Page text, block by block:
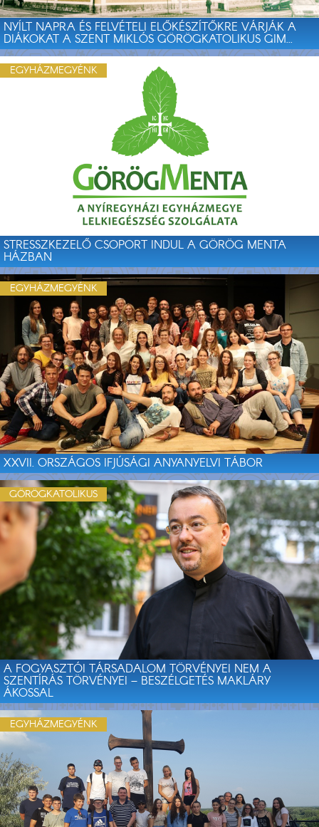
NYÍLT NAPRA ÉS FELVÉTELI ELŐKÉSZÍTŐKRE VÁRJÁK A
DIÁKOKAT A SZENT MIKLÓS GÖRÖGKATOLIKUS GIM...
STRESSZKEZELŐ CSOPORT INDUL A GÖRÖG MENTA
HÁZBAN
EGYHÁZMEGYÉNK
XXVII. ORSZÁGOS IFJÚSÁGI ANYANYELVI TÁBOR
EGYHÁZMEGYÉNK
A FOGYASZTÓI TÁRSADALOM TÖRVÉNYEI NEM A
SZENTÍRÁS TÖRVÉNYEI – BESZÉLGETÉS MAKLÁRY
ÁKOSSAL
GÖRÖGKATOLIKUS
EGYHÁZMEGYÉNK